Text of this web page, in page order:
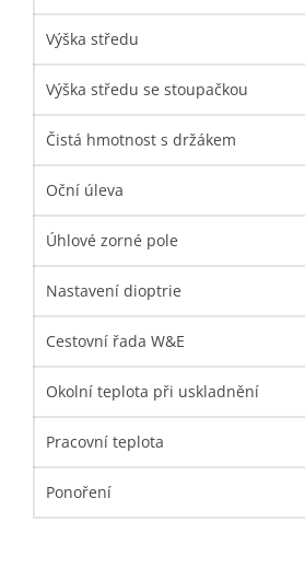
Výška středu
Výška středu se stoupačkou
Čistá hmotnost s držákem
Oční úleva
Úhlové zorné pole
Nastavení dioptrie
Cestovní řada W&E
Okolní teplota při uskladnění
Pracovní teplota
Ponoření